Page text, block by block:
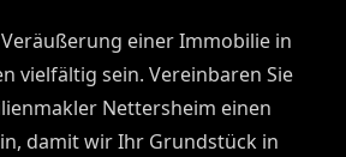
einer Immobilie in
vielfältig sein. Vereinbaren Sie
Nettersheim einen
damit wir Ihr Grundstück in